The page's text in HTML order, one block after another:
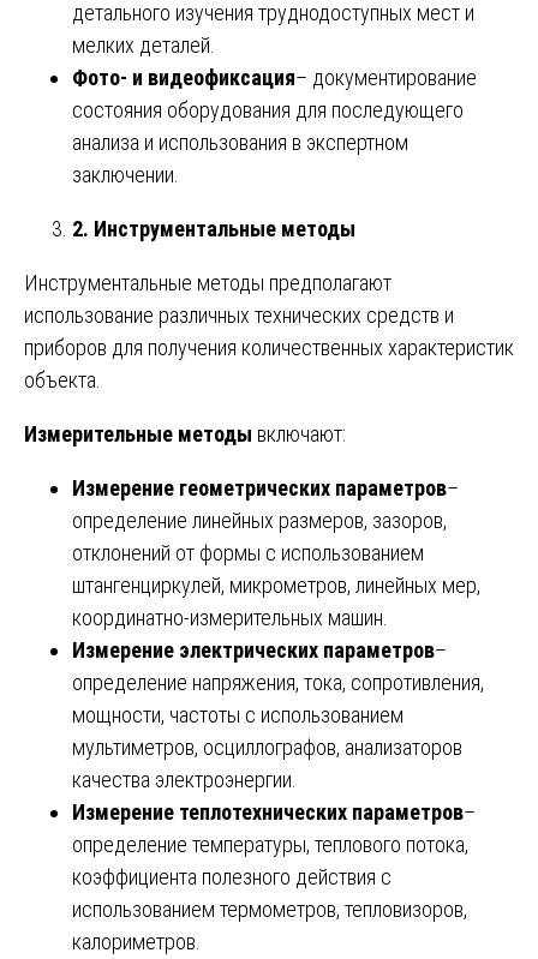
детального изучения труднодоступных мест и
мелких деталей.
Фото- и видеофиксация– документирование
состояния оборудования для последующего
анализа и использования в экспертном
заключении.
2. Инструментальные методы
Инструментальные методы предполагают
использование различных технических средств и
приборов для получения количественных характеристик
объекта.
Измерительные методы включают:
Измерение геометрических параметров–
определение линейных размеров, зазоров,
отклонений от формы с использованием
штангенциркулей, микрометров, линейных мер,
координатно-измерительных машин.
Измерение электрических параметров–
определение напряжения, тока, сопротивления,
мощности, частоты с использованием
мультиметров, осциллографов, анализаторов
качества электроэнергии.
Измерение теплотехнических параметров–
определение температуры, теплового потока,
коэффициента полезного действия с
использованием термометров, тепловизоров,
калориметров.